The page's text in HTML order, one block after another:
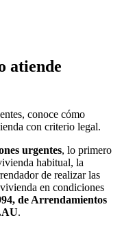
atiende
conoce cómo
con criterio legal.
urgentes, lo primero
habitual, la
de realizar las
en condiciones
de Arrendamientos
.